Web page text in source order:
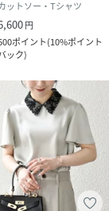
濯ネームを必
場合がござい
ットソー・Tシャツ
円
ポイント(10%ポイント
ック)